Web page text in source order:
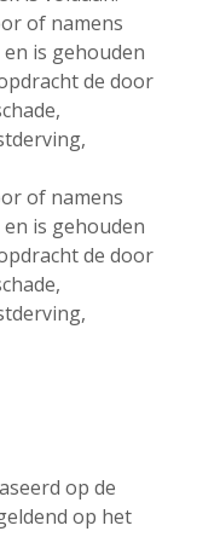
of namens
is gehouden
de door
of namens
is gehouden
de door
op de
op het